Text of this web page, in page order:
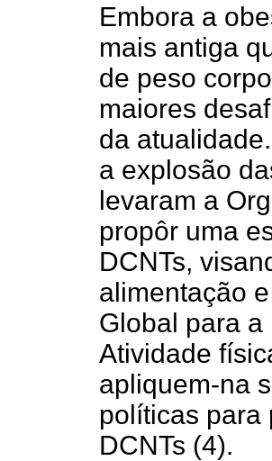
Embora a
mais antiga
de peso
maiores
da
a explosão
levaram a
propôr uma
DCNTs,
alimentação
Global para
Atividade
apliquem-na
políticas para
DCNTs (4).